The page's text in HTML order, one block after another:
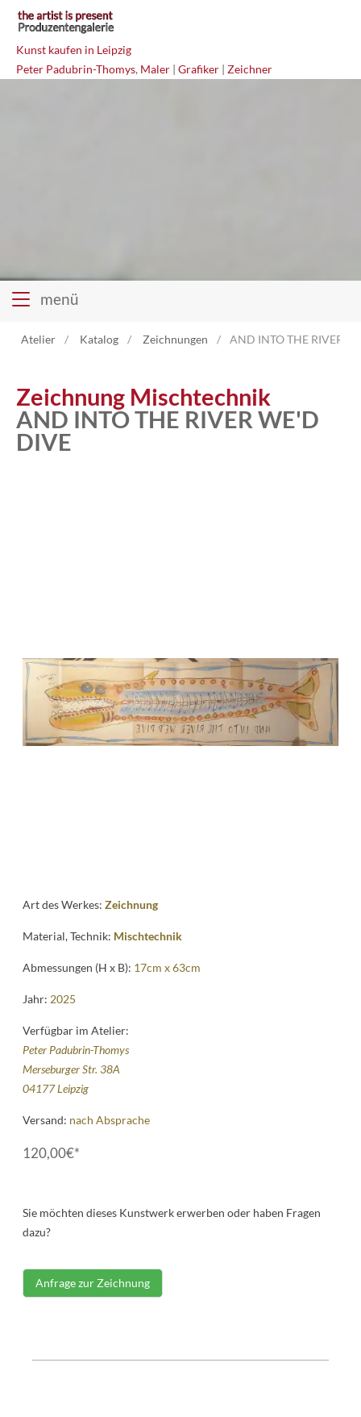
Kunst kaufen in Leipzig
Peter Padubrin-Thomys, Maler | Grafiker | Zeichner
menü
Vita
News
Atelier Katalog Zeichnungen AND INTO THE RIVER
Zeichnung Mischtechnik
AND INTO THE RIVER WE'D
DIVE
Art des Werkes:Zeichnung
Material, Technik: Mischtechnik
Abmessungen (H x B): 17cm x 63cm
Jahr: 2025
Verfügbar im Atelier:
Peter Padubrin-Thomys
Merseburger Str. 38A
04177 Leipzig
Versand: nach Absprache
120,00€*
Sie möchten dieses Kunstwerk erwerben oder haben Fragen
dazu?
Anfrage zur Zeichnung